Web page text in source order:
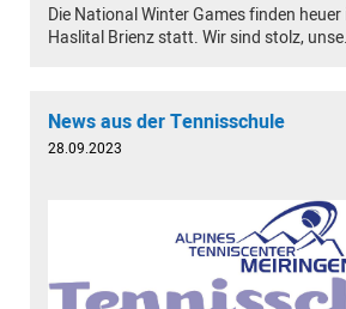
Die National Winter Games finden heuer
Haslital Brienz statt. Wir sind stolz,
News aus der Tennisschule
28.09.2023